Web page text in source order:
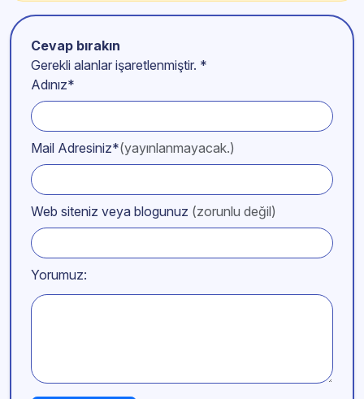
Cevap bırakın
Gerekli alanlar işaretlenmiştir. *
Adınız*
Mail Adresiniz*(yayınlanmayacak.)
Web siteniz veya blogunuz (zorunlu değil)
Yorumuz: